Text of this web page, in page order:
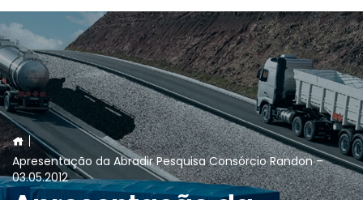
Apresentação da Abradir Pesquisa Consórcio Randon –
03.05.2012